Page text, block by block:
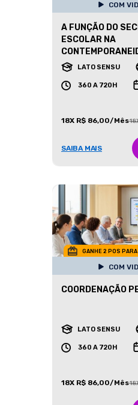
COM
A FUNÇÃO DO
ESCOLAR NA
LATO SENSU
360 A 720H
18X R$ 86,00/Mês
SAIBA MAIS
GANHE 2 POS PARA
COM
COORDENAÇÃO
LATO SENSU
360 A 720H
18X R$ 86,00/Mês